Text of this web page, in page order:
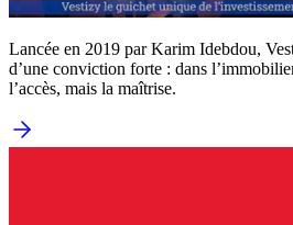
Lancée en 2019 par Karim Idebdou,
d’une conviction forte : dans
l’accès, mais la maîtrise.